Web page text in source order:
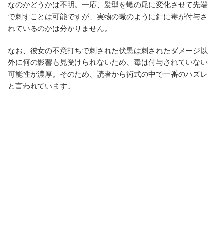
なのかどうかは不明。一応、髪型を蠍の尾に変化させて先端
で刺すことは可能ですが、実物の蠍のように針に毒が付与さ
れているのかは分かりません。
なお、彼女の不意打ちで刺された伏黒は刺されたダメージ以
外に何の影響も見受けられないため、毒は付与されていない
可能性が濃厚。そのため、読者から術式の中で一番のハズレ
と言われています。